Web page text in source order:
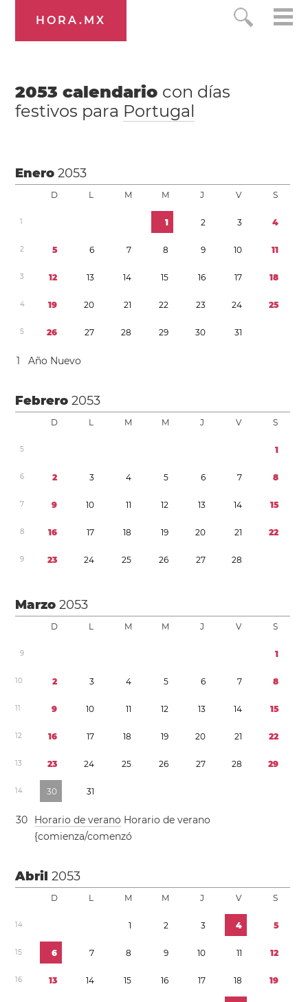
HORA.MX
2053 calendario con días
festivos para Portugal
Enero2053
D L M M J V S
1 1 2 3 4
2 5 6 7 8 9 10 11
3 12 13 14 15 16 17 18
4 19 20 21 22 23 24 25
5 26 27 28 29 30 31
1 Año Nuevo
Febrero2053
D L M M J V S
5 1
6 2 3 4 5 6 7 8
7 9 10 11 12 13 14 15
8 16 17 18 19 20 21 22
9 23 24 25 26 27 28
Marzo2053
D L M M J V S
9 1
10 2 3 4 5 6 7 8
11 9 10 11 12 13 14 15
12 16 17 18 19 20 21 22
13 23 24 25 26 27 28 29
14 30 31
30 Horario de verano Horario de verano
{comienza/comenzó
Abril2053
D L M M J V S
14 1 2 3 4 5
15 6 7 8 9 10 11 12
16 13 14 15 16 17 18 19